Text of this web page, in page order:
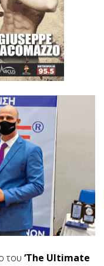
του ‘The Ultimate